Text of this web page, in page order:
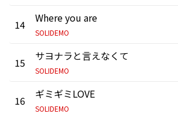
14 Where you are
SOLIDEMO
15 サヨナラと言えなくて
SOLIDEMO
16 ギミギミLOVE
SOLIDEMO